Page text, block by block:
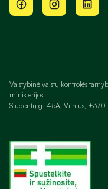
Valstybinė vaistų kontrolės
ministerijos
Studentų g. 45A, Vilnius, +370